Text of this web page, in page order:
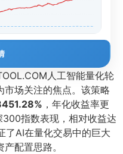
人工智能量化轮
市场关注的焦点。该策略
，年化收益率更
300指数表现，相对收益达
了AI在量化交易中的巨大
配置思路。